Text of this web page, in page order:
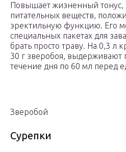
Повышает жизненный тонус,
питательных веществ,
эректильную функцию. Его
специальных пакетах для
брать просто траву. На 0,3 л
30 г зверобоя, выдерживают
течение дня по 60 мл перед
Зверобой
Сурепки